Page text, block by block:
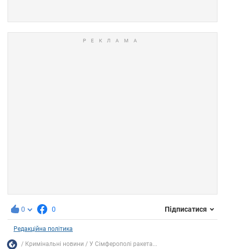
0 0 Підписатися
Редакційна політика
Кримінальні новини У Сімферополі ракета...